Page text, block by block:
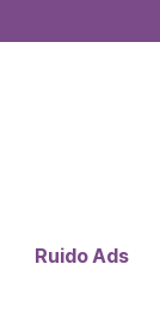
Ruido Ads